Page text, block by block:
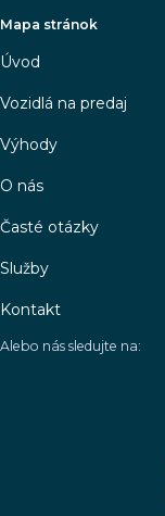
Mapa stránok
Úvod
Vozidlá na predaj
Výhody
O nás
Časté otázky
Služby
Kontakt
Alebo nás sledujte na: